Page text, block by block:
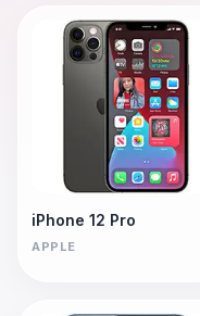
iPhone 12 Pro
APPLE